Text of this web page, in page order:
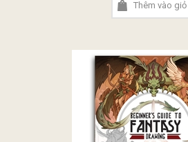
Thêm vào giỏ